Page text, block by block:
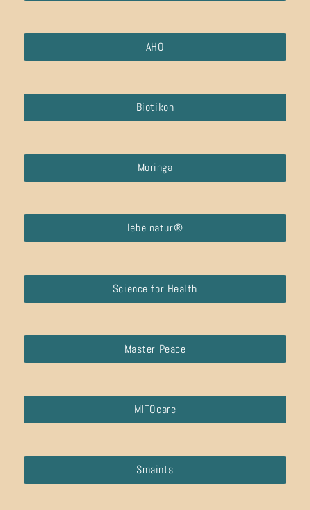
AHO
Biotikon
Moringa
lebe natur®
Science for Health
Master Peace
MITOcare
Smaints